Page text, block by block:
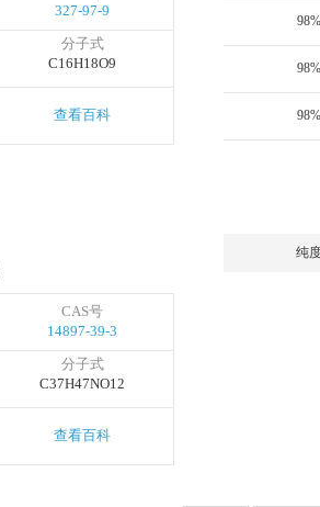
327-97-9
分子式
C16H18O9
查看百科
98%
98%
98%
CAS号
14897-39-3
分子式
C37H47NO12
查看百科
纯